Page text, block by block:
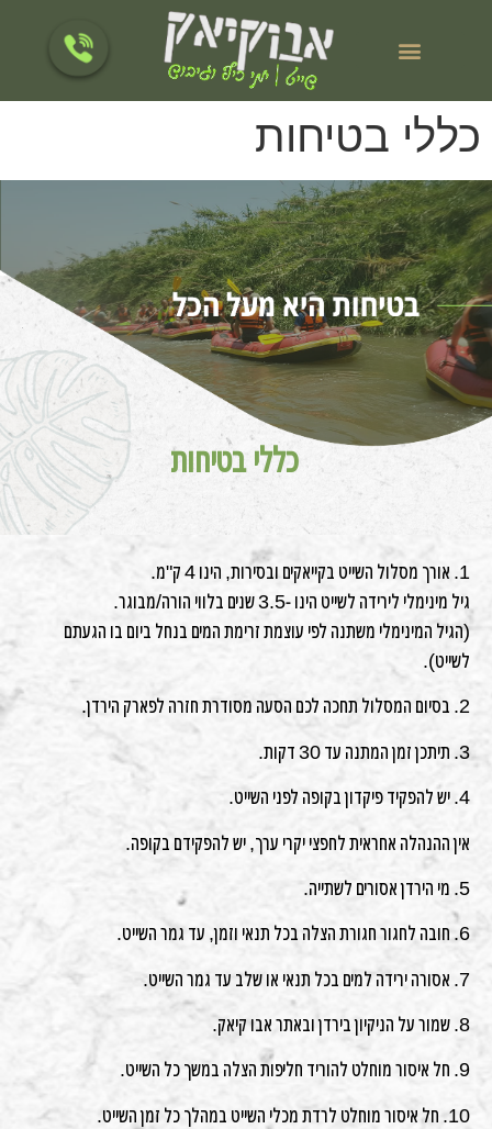
כללי בטיחות
כללי בטיחות
1. אורך מסלול השייט בקייאקים ובסירות, הינו 4 ק"מ.
גיל מינימלי לירידה לשייט הינו -3.5 שנים בלווי הורה/מבוגר.
(הגיל המינימלי משתנה לפי עוצמת זרימת המים בנחל ביום בו הגעתם
לשייט).
2. בסיום המסלול תחכה לכם הסעה מסודרת חזרה לפארק הירדן.
3. תיתכן זמן המתנה עד 30 דקות.
4. יש להפקיד פיקדון בקופה לפני השייט.
אין ההנהלה אחראית לחפצי יקרי ערך, יש להפקידם בקופה.
5. מי הירדן אסורים לשתייה.
6. חובה לחגור חגורת הצלה בכל תנאי וזמן, עד גמר השייט.
7. אסורה ירידה למים בכל תנאי או שלב עד גמר השייט.
8. שמור על הניקיון בירדן ובאתר אבו קיאק.
9. חל איסור מוחלט להוריד חליפות הצלה במשך כל השייט.
10. חל איסור מוחלט לרדת מכלי השייט במהלך כל זמן השייט.